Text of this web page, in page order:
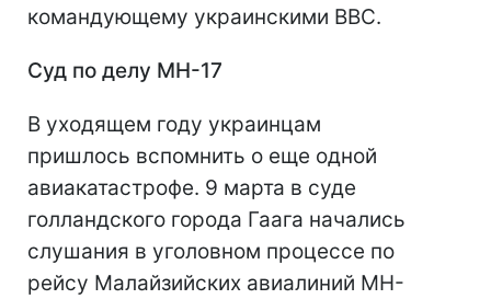
командующему украинскими ВВС.
Суд по делу MH-17
В уходящем году украинцам
пришлось вспомнить о еще одной
авиакатастрофе. 9 марта в суде
голландского города Гаага начались
слушания в уголовном процессе по
рейсу Малайзийских авиалиний MH-